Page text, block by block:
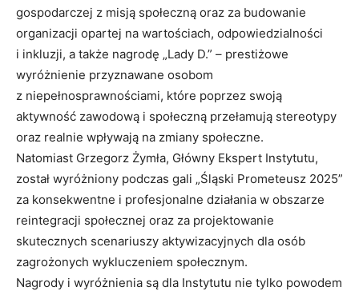
gospodarczej z misją społeczną oraz za budowanie
organizacji opartej na wartościach, odpowiedzialności
i inkluzji, a także nagrodę „Lady D.” – prestiżowe
wyróżnienie przyznawane osobom
z niepełnosprawnościami, które poprzez swoją
aktywność zawodową i społeczną przełamują stereotypy
oraz realnie wpływają na zmiany społeczne.
Natomiast Grzegorz Żymła, Główny Ekspert Instytutu,
został wyróżniony podczas gali „Śląski Prometeusz 2025”
za konsekwentne i profesjonalne działania w obszarze
reintegracji społecznej oraz za projektowanie
skutecznych scenariuszy aktywizacyjnych dla osób
zagrożonych wykluczeniem społecznym.
Nagrody i wyróżnienia są dla Instytutu nie tylko powodem